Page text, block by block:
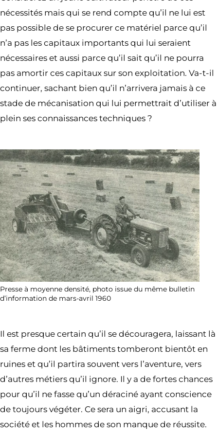
nécessités mais qui se rend compte qu’il ne lui est
pas possible de se procurer ce matériel parce qu’il
n’a pas les capitaux importants qui lui seraient
nécessaires et aussi parce qu’il sait qu’il ne pourra
pas amortir ces capitaux sur son exploitation. Va-t-il
continuer, sachant bien qu’il n’arrivera jamais à ce
stade de mécanisation qui lui permettrait d’utiliser à
plein ses connaissances techniques ?
Presse à moyenne densité, photo issue du même bulletin
d’information de mars-avril 1960
Il est presque certain qu’il se découragera, laissant là
sa ferme dont les bâtiments tomberont bientôt en
ruines et qu’il partira souvent vers l’aventure, vers
d’autres métiers qu’il ignore. Il y a de fortes chances
pour qu’il ne fasse qu’un déraciné ayant conscience
de toujours végéter. Ce sera un aigri, accusant la
société et les hommes de son manque de réussite.